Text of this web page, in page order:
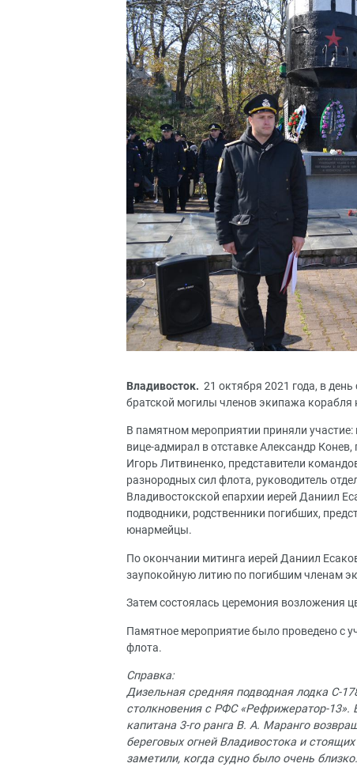
Владивосток. 21 октября 2021 года, в
братской могилы членов экипажа
В памятном мероприятии приняли
вице-адмирал в отставке Александр
Игорь Литвиненко, представители
разнородных сил флота, руководитель
Владивостокской епархии иерей Даниил
подводники, родственники погибших,
юнармейцы.
По окончании митинга иерей Даниил
заупокойную литию по погибшим членам
Затем состоялась церемония возложения
Памятное мероприятие было проведено с
флота.
Справка:
Дизельная средняя подводная лодка С-
столкновения с РФС «Рефрижератор-
капитана 3-го ранга В. А. Маранго
береговых огней Владивостока и
заметили, когда судно было очень